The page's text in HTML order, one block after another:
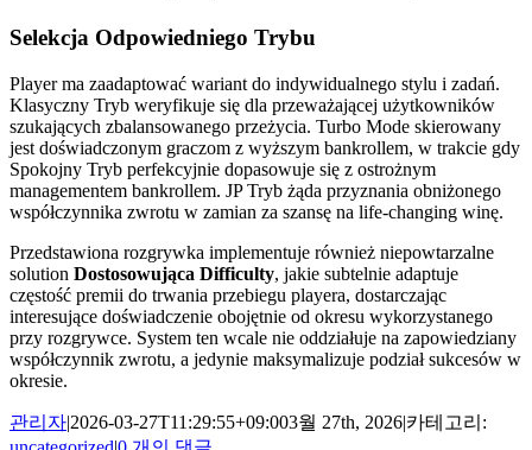
Selekcja Odpowiedniego Trybu
Player ma zaadaptować wariant do indywidualnego stylu i zadań.
Klasyczny Tryb weryfikuje się dla przeważającej użytkowników
szukających zbalansowanego przeżycia. Turbo Mode skierowany
jest doświadczonym graczom z wyższym bankrollem, w trakcie gdy
Spokojny Tryb perfekcyjnie dopasowuje się z ostrożnym
managementem bankrollem. JP Tryb żąda przyznania obniżonego
współczynnika zwrotu w zamian za szansę na life-changing winę.
Przedstawiona rozgrywka implementuje również niepowtarzalne
solution Dostosowująca Difficulty, jakie subtelnie adaptuje
częstość premii do trwania przebiegu playera, dostarczając
interesujące doświadczenie obojętnie od okresu wykorzystanego
przy rozgrywce. System ten wcale nie oddziałuje na zapowiedziany
współczynnik zwrotu, a jedynie maksymalizuje podział sukcesów w
okresie.
관리자|2026-03-27T11:29:55+09:003월 27th, 2026|카테고리: